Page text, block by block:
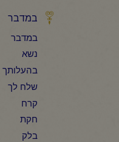
במדבר
במדבר
נשא
בהעלותך
שלח לך
קרח
חקת
בלק